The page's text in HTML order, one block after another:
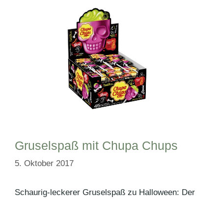
Gruselspaß mit Chupa Chups
5. Oktober 2017
Schaurig-leckerer Gruselspaß zu Halloween: Der